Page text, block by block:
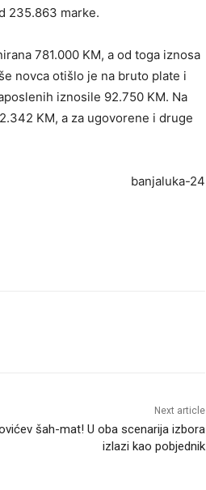
235.863 marke.
781.000 KM, a od toga iznosa
novca otišlo je na bruto plate i
iznosile 92.750 KM. Na
KM, a za ugovorene i druge
banjaluka-24
Next article
šah-mat! U oba scenarija izbora
izlazi kao pobjednik